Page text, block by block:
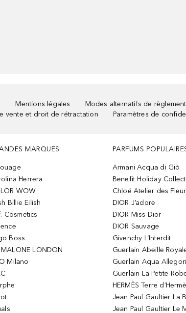
Mentions légales
Modes alternatifs de
vente et droit de rétractation
Paramètres de
MARQUES
Herrera
WOW
Billie Eilish
Cosmetics
Boss
LONDON
Milano
PARFUMS
Armani Acqua di Giò
Benefit Holiday
Chloé Atelier des
DIOR J’adore
DIOR Miss Dior
DIOR Sauvage
Givenchy L’Interdit
Guerlain Abeille
Guerlain Aqua
Guerlain La Petite
HERMÈS Terre
Jean Paul Gaultier La
Jean Paul Gaultier Le